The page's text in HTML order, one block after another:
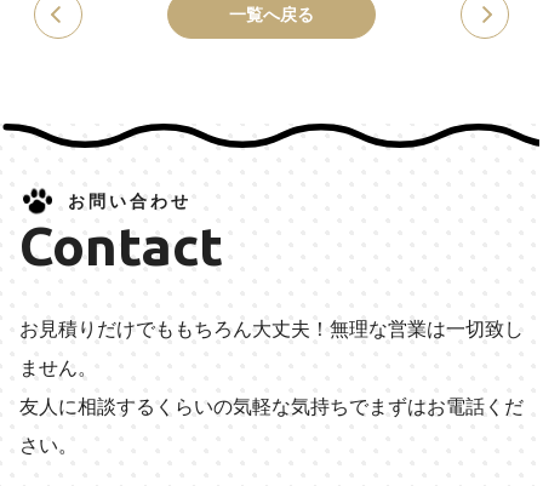
一覧へ戻る
お問い合わせ
Contact
お見積りだけでももちろん大丈夫！無理な営業は一切致し
ません。
友人に相談するくらいの気軽な気持ちでまずはお電話くだ
さい。